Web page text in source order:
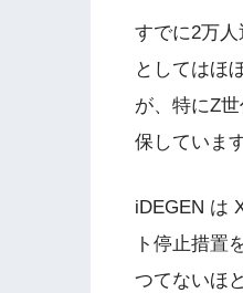
すでに2万
としてはほ
が、特にZ
保しています
iDEGEN は
ト停止措置
つてないほ